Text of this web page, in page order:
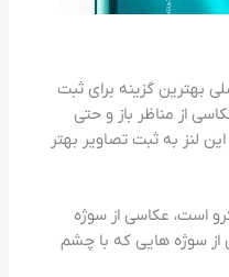
عریض 20مگاپیکسلی بهترین گزینه برای ثبت
از مناظر باز و حتی
لنز به ثبت تصاویر بهتر
است، عکاسی از سوژه
از سوژه هایی که با چشم